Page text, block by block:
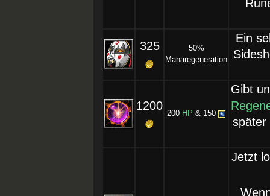
325
50%
Manaregeneration
Ein
1200
200 HP & 150
Gibt
später
Jetzt